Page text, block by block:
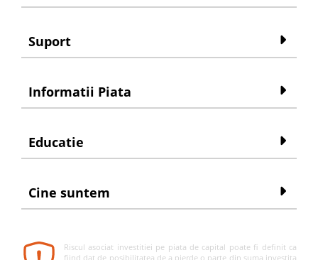
Suport
Informatii Piata
Educatie
Cine suntem
Riscul asociat investitiei pe piata de capital poate fi definit ca
fiind dat de posibilitatea de a pierde o parte din suma investita